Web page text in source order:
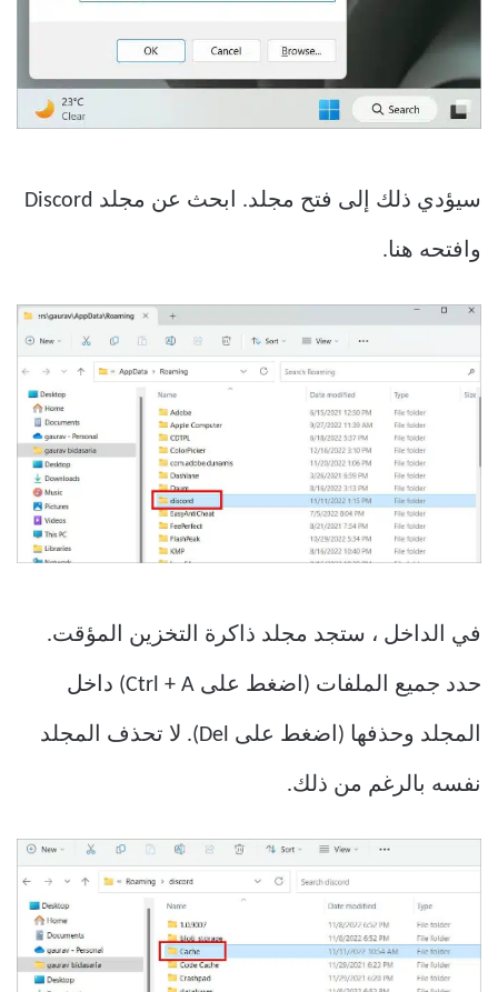
سيؤدي ذلك إلى فتح مجلد. ابحث عن مجلد Discord
وافتحه هنا.
في الداخل ، ستجد مجلد ذاكرة التخزين المؤقت.
حدد جميع الملفات (اضغط على Ctrl + A) داخل
المجلد وحذفها (اضغط على Del). لا تحذف المجلد
نفسه بالرغم من ذلك.